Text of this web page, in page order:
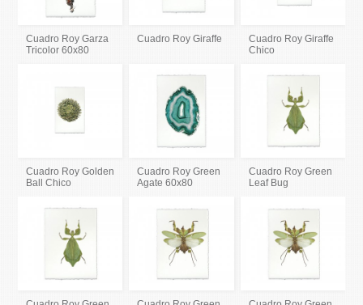
Cuadro Roy Garza
Tricolor 60x80
Cuadro Roy Giraffe
Cuadro Roy Giraffe
Chico
Cuadro Roy Golden
Ball Chico
Cuadro Roy Green
Agate 60x80
Cuadro Roy Green
Leaf Bug